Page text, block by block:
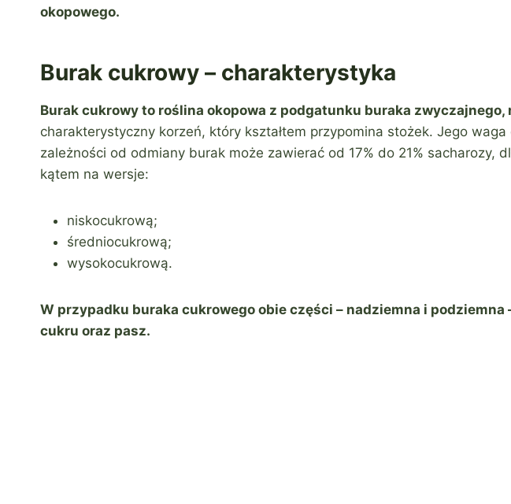
okopowego.
Burak cukrowy – charakterystyka
Burak cukrowy to roślina okopowa z podgatunku buraka zwyczajnego,
charakterystyczny korzeń, który kształtem przypomina stożek. Jego
zależności od odmiany burak może zawierać od 17% do 21% sacharozy,
kątem na wersje:
niskocukrową;
średniocukrową;
wysokocukrową.
W przypadku buraka cukrowego obie części – nadziemna i podziemna
cukru oraz pasz.